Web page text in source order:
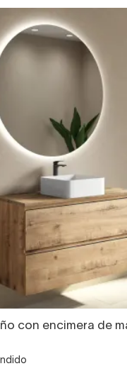
con encimera de